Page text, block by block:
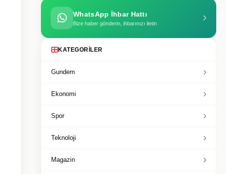
WhatsApp İhbar Hattı
Bize haber gönderin, ihbarınızı iletin
KATEGORILER
Gundem
Ekonomi
Spor
Teknoloji
Magazin